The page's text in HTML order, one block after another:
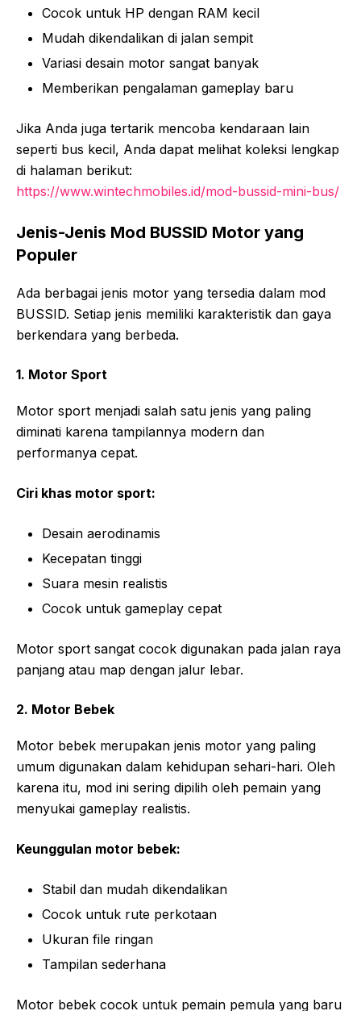
Cocok untuk HP dengan RAM kecil
Mudah dikendalikan di jalan sempit
Variasi desain motor sangat banyak
Memberikan pengalaman gameplay baru
Jika Anda juga tertarik mencoba kendaraan lain
seperti bus kecil, Anda dapat melihat koleksi lengkap
di halaman berikut:
https://www.wintechmobiles.id/mod-bussid-mini-bus/
Jenis-Jenis Mod BUSSID Motor yang
Populer
Ada berbagai jenis motor yang tersedia dalam mod
BUSSID. Setiap jenis memiliki karakteristik dan gaya
berkendara yang berbeda.
1. Motor Sport
Motor sport menjadi salah satu jenis yang paling
diminati karena tampilannya modern dan
performanya cepat.
Ciri khas motor sport:
Desain aerodinamis
Kecepatan tinggi
Suara mesin realistis
Cocok untuk gameplay cepat
Motor sport sangat cocok digunakan pada jalan raya
panjang atau map dengan jalur lebar.
2. Motor Bebek
Motor bebek merupakan jenis motor yang paling
umum digunakan dalam kehidupan sehari-hari. Oleh
karena itu, mod ini sering dipilih oleh pemain yang
menyukai gameplay realistis.
Keunggulan motor bebek:
Stabil dan mudah dikendalikan
Cocok untuk rute perkotaan
Ukuran file ringan
Tampilan sederhana
Motor bebek cocok untuk pemain pemula yang baru